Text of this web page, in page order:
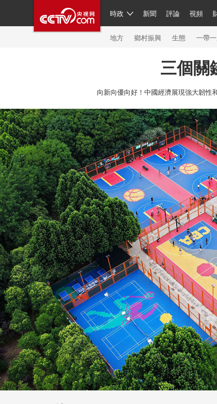
時政 新聞 評論 視頻
人民領袖習近平 聯播+ 中國
直播 片庫 欄目大全 節目單
繁體 海外頻道 iPanda
地方 鄉村振興 生態 一帶
秧紀錄 紀
新聞 國內 國際 評論 經濟 軍事 科技
人民領袖習近平 聯播+ 熱解讀 天天學習 習
視頻 小央視頻 小央直播 直播中國 熊貓頻
現場 前線 比劃 快看 藍海中國 新兵請入
體育 直播 競猜 2026年世界盃 2026年冬奧
VIP會員 CCTV奧林匹克頻道 生活體育大會
財經 教育 鄉村振興 生態環境 一帶一路
大國智造 大國展會 大國保險 雲頂對話 雲
CCTV.節目官網 直播 節目單 欄目 片庫
三個關
向新向優向好！中國經濟展現強大韌性